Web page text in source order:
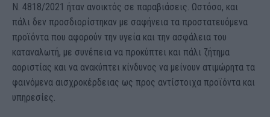
Ν. 4818/2021 ήταν ανοικτός σε παραβιάσεις. Ωστόσο, και
πάλι δεν προσδιορίστηκαν με σαφήνεια τα προστατευόμενα
προϊόντα που αφορούν την υγεία και την ασφάλεια του
καταναλωτή, με συνέπεια να προκύπτει και πάλι ζήτημα
αοριστίας και να ανακύπτει κίνδυνος να μείνουν ατιμώρητα τα
φαινόμενα αισχροκέρδειας ως προς αντίστοιχα προϊόντα και
υπηρεσίες.